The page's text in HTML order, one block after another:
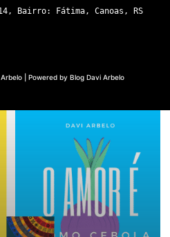
Bairro: Fátima, Canoas, RS
| Powered by Blog Davi Arbelo